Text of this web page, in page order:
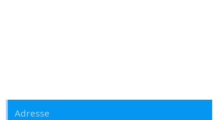
Adresse